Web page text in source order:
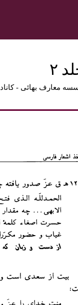
٢‏
معارف بهائى - كانادا